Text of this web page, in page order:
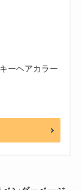
ーヘアカラー